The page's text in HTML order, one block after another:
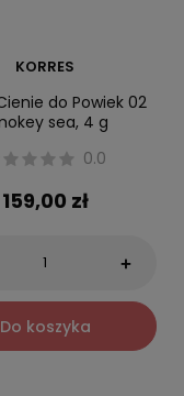
KORRES
do Powiek 02
sea, 4 g
0.0
159,00 zł
+
Do koszyka